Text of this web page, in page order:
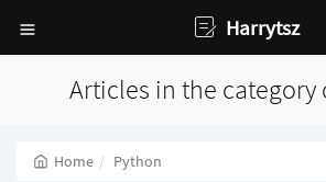
Harrytsz
Articles in the category
Home Python